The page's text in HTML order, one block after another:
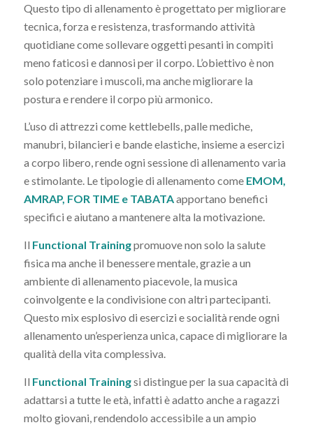
Questo tipo di allenamento è progettato per migliorare
tecnica, forza e resistenza, trasformando attività
quotidiane come sollevare oggetti pesanti in compiti
meno faticosi e dannosi per il corpo. L’obiettivo è non
solo potenziare i muscoli, ma anche migliorare la
postura e rendere il corpo più armonico.
L’uso di attrezzi come kettlebells, palle mediche,
manubri, bilancieri e bande elastiche, insieme a esercizi
a corpo libero, rende ogni sessione di allenamento varia
e stimolante. Le tipologie di allenamento come EMOM,
AMRAP, FOR TIME e TABATAapportano benefici
specifici e aiutano a mantenere alta la motivazione.
Il Functional Trainingpromuove non solo la salute
fisica ma anche il benessere mentale, grazie a un
ambiente di allenamento piacevole, la musica
coinvolgente e la condivisione con altri partecipanti.
Questo mix esplosivo di esercizi e socialità rende ogni
allenamento un’esperienza unica, capace di migliorare la
qualità della vita complessiva.
Il Functional Trainingsi distingue per la sua capacità di
adattarsi a tutte le età, infatti è adatto anche a ragazzi
molto giovani, rendendolo accessibile a un ampio